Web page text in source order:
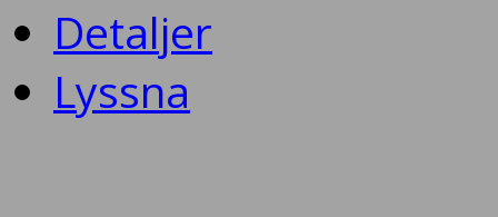
Detaljer
Lyssna